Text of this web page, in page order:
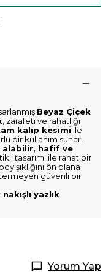
Beyaz Çiçek
, zarafeti ve rahatlığı
kalıp kesimi ile
bir kullanım sunar.
alabilir, hafif ve
tasarımı ile rahat bir
şıklığını ön plana
güvenli bir
yazlık
Yorum Yap